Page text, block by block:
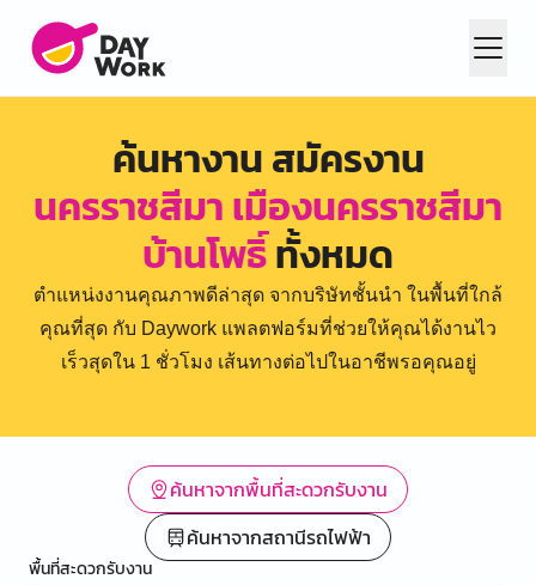
ค้นหางาน สมัครงาน
นครราชสีมา เมืองนครราชสีมา
บ้านโพธิ์ทั้งหมด
ตำแหน่งงานคุณภาพดีล่าสุด จากบริษัทชั้นนำ ในพื้นที่ใกล้
คุณที่สุด กับ Daywork แพลตฟอร์มที่ช่วยให้คุณได้งานไว
เร็วสุดใน 1 ชั่วโมง เส้นทางต่อไปในอาชีพรอคุณอยู่
ค้นหาจากพื้นที่สะดวกรับงาน
ค้นหาจากสถานีรถไฟฟ้า
พื้นที่สะดวกรับงาน